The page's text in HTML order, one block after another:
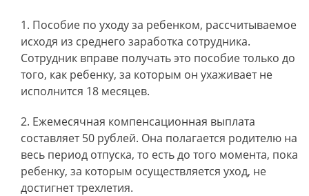
Пособие по уходу за ребенком, рассчитываемое
исходя из среднего заработка сотрудника.
Сотрудник вправе получать это пособие только до
того, как ребенку, за которым он ухаживает не
исполнится 18 месяцев.
Ежемесячная компенсационная выплата
составляет 50 рублей. Она полагается родителю на
весь период отпуска, то есть до того момента, пока
ребенку, за которым осуществляется уход, не
достигнет трехлетия.